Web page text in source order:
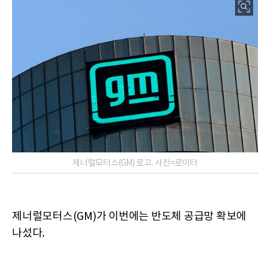
제너럴모터스(GM) 로고. 사진=로이터
제너럴모터스(GM)가 이번에는 반도체 공급망 확보에
나섰다.